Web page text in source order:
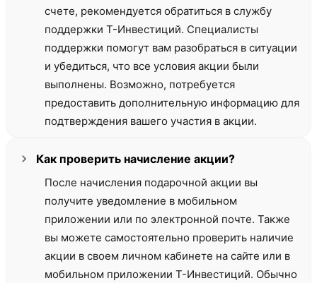
счете, рекомендуется обратиться в службу
поддержки Т-Инвестиций. Специалисты
поддержки помогут вам разобраться в ситуации
и убедиться, что все условия акции были
выполнены. Возможно, потребуется
предоставить дополнительную информацию для
подтверждения вашего участия в акции.
Как проверить начисление акции?
После начисления подарочной акции вы
получите уведомление в мобильном
приложении или по электронной почте. Также
вы можете самостоятельно проверить наличие
акции в своем личном кабинете на сайте или в
мобильном приложении Т-Инвестиций. Обычно